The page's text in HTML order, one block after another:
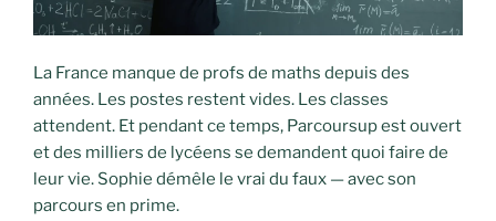
La France manque de profs de maths depuis des
années. Les postes restent vides. Les classes
attendent. Et pendant ce temps, Parcoursup est ouvert
et des milliers de lycéens se demandent quoi faire de
leur vie. Sophie démêle le vrai du faux — avec son
parcours en prime.